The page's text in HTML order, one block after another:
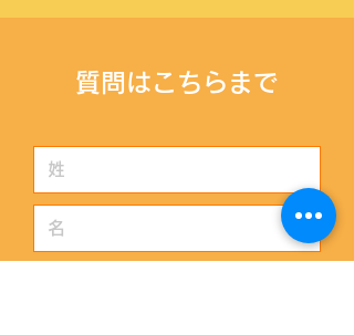
​質問はこちらまで